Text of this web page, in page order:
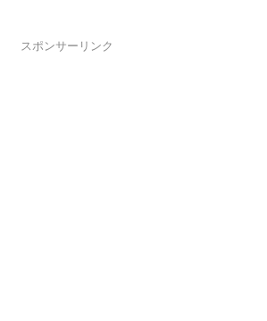
スポンサーリンク